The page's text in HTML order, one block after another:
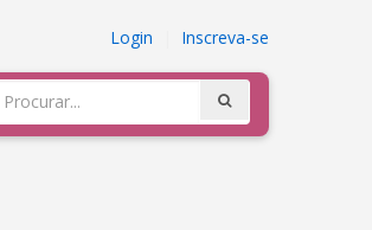
Login Inscreva-se